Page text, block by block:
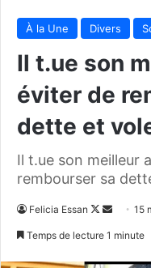
À la Une Divers
Il t.ue son
éviter de
dette et
Il t.ue son meilleur
rembourser sa
Felicia Essan
Follow
Envoyer
15
Temps de lecture 1 minute